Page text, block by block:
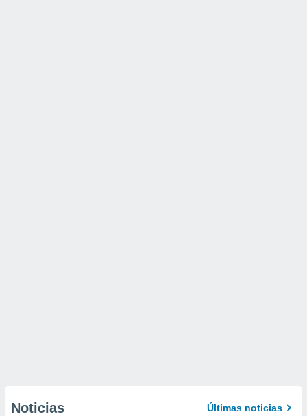
Noticias Últimas noticias